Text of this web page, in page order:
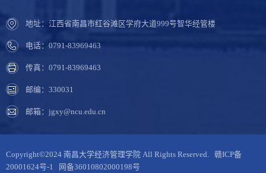
地址：江西省南昌市红谷滩区学府大道999号智华经管楼
电话：0791-83969463
传真：0791-83969463
邮编：330031
邮箱：jgxy@ncu.edu.cn
Copyright©2024 南昌大学经济管理学院 All Rights Reserved. 赣ICP备
20001624号-1
网备36010802000198号